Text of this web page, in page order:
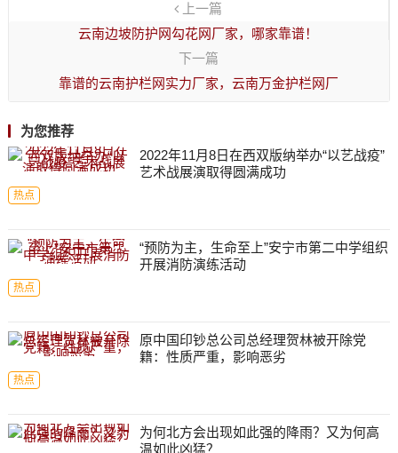
上一篇
云南边坡防护网勾花网厂家，哪家靠谱！
下一篇
靠谱的云南护栏网实力厂家，云南万金护栏网厂
为您推荐
2022年11月8日在西双版纳举办“以艺战疫”
艺术战展演取得圆满成功
热点
“预防为主，生命至上”安宁市第二中学组织
开展消防演练活动
热点
原中国印钞总公司总经理贺林被开除党
籍：性质严重，影响恶劣
热点
为何北方会出现如此强的降雨？又为何高
温如此凶猛？